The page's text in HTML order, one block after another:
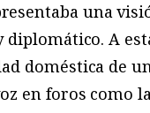
una
A
doméstica de
en foros como